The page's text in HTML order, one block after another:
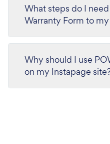
What steps do I
Warranty Form to
Why should I use
on my Instapage